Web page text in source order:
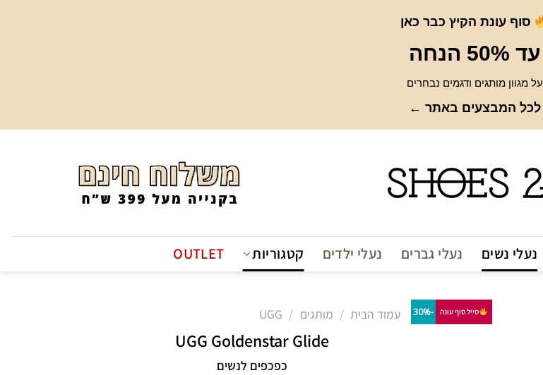
סוף עונת הקיץ כבר כאן
עד 50% הנחה
על מגוון מותגים ודגמים נבחרים
לכל המבצעים באתר ←
נעלי נשים נעלי גברים נעלי ילדים קטגוריות OUTLET
סייל סוף עונה -30% עמוד הבית / מותגים /
UGG
UGG Goldenstar Glide
כפכפים לנשים